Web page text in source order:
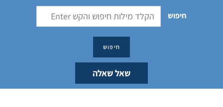
חיפוש
שאל שאלה